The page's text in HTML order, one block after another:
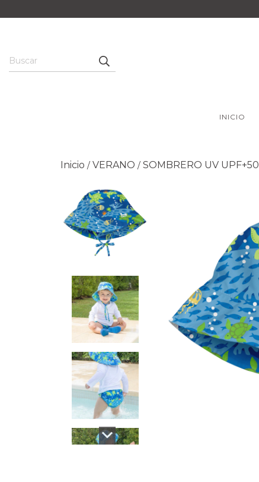
INICIO
Inicio / VERANO / SOMBRERO UV UPF+50